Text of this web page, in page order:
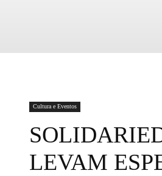
Cultura e Eventos
LEVAM